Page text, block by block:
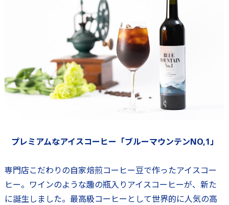
プレミアムなアイスコーヒー「ブルーマウンテンNO,1」
専門店こだわりの自家焙煎コーヒー豆で作ったアイスコー
ヒー。ワインのような趣の瓶入りアイスコーヒーが、新た
に誕生しました。最高級コーヒーとして世界的に人気の高